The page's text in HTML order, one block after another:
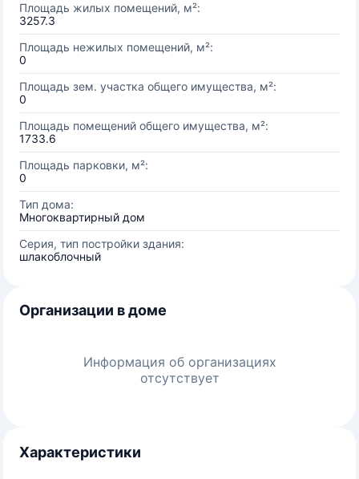
Площадь жилых помещений, м²:
3257.3
Площадь нежилых помещений, м²:
0
Площадь зем. участка общего имущества, м²:
0
Площадь помещений общего имущества, м²:
1733.6
Площадь парковки, м²:
0
Тип дома:
Многоквартирный дом
Серия, тип постройки здания:
шлакоблочный
Организации в доме
Информация об организациях
отсутствует
Характеристики